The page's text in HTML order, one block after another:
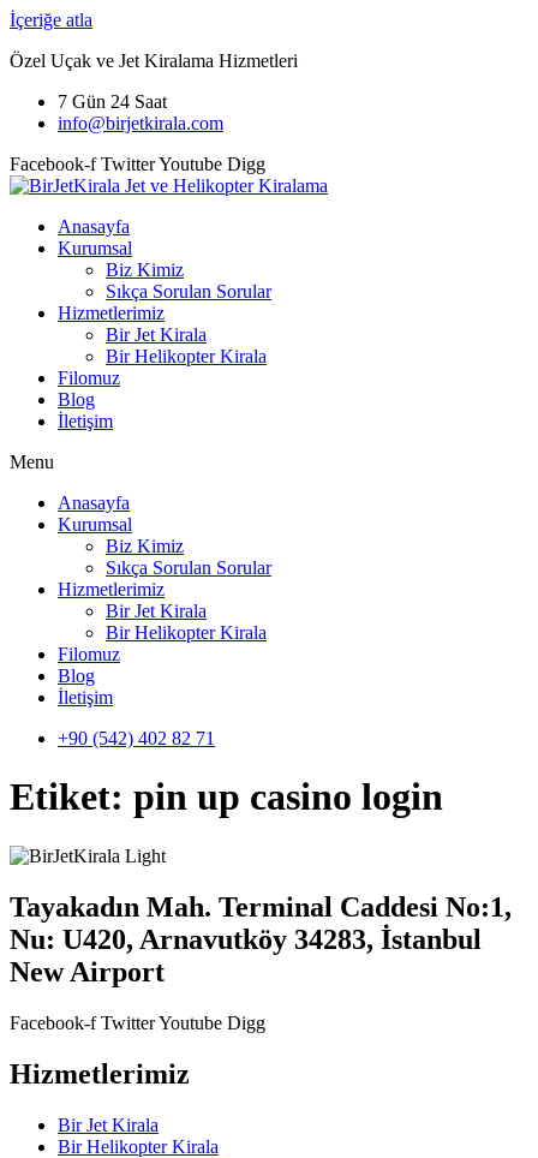
İçeriğe atla
Özel Uçak ve Jet Kiralama Hizmetleri
7 Gün 24 Saat
info@birjetkirala.com
Facebook-f TwitterYoutube Digg
Anasayfa
Kurumsal
Biz Kimiz
Sıkça Sorulan Sorular
Hizmetlerimiz
Bir Jet Kirala
Bir Helikopter Kirala
Filomuz
Blog
İletişim
Menu
Anasayfa
Kurumsal
Biz Kimiz
Sıkça Sorulan Sorular
Hizmetlerimiz
Bir Jet Kirala
Bir Helikopter Kirala
Filomuz
Blog
İletişim
+90 (542) 402 82 71
Etiket: pin up casino login
Tayakadın Mah. Terminal Caddesi No:1,
Nu: U420, Arnavutköy 34283, İstanbul
New Airport
Facebook-f TwitterYoutube Digg
Hizmetlerimiz
Bir Jet Kirala
Bir Helikopter Kirala